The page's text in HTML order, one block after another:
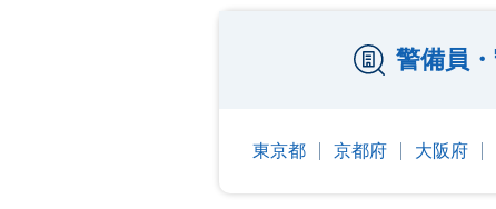
警備員
東京都 京都府 大阪府